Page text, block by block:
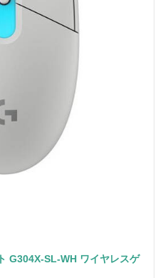
G304X-SL-WH ワイヤレスゲ